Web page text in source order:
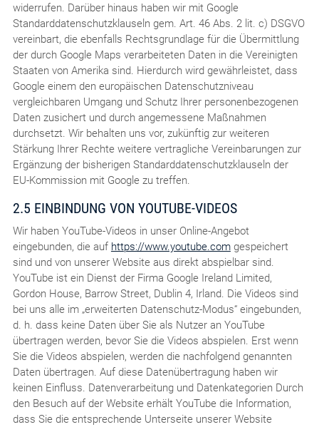
widerrufen. Darüber hinaus haben wir mit Google
Standarddatenschutzklauseln gem. Art. 46 Abs. 2 lit. c) DSGVO
vereinbart, die ebenfalls Rechtsgrundlage für die Übermittlung
der durch Google Maps verarbeiteten Daten in die Vereinigten
Staaten von Amerika sind. Hierdurch wird gewährleistet, dass
Google einem den europäischen Datenschutzniveau
vergleichbaren Umgang und Schutz Ihrer personenbezogenen
Daten zusichert und durch angemessene Maßnahmen
durchsetzt. Wir behalten uns vor, zukünftig zur weiteren
Stärkung Ihrer Rechte weitere vertragliche Vereinbarungen zur
Ergänzung der bisherigen Standarddatenschutzklauseln der
EU-Kommission mit Google zu treffen.
2.5 EINBINDUNG VON YOUTUBE-VIDEOS
Wir haben YouTube-Videos in unser Online-Angebot
eingebunden, die auf https://www.youtube.comgespeichert
sind und von unserer Website aus direkt abspielbar sind.
YouTube ist ein Dienst der Firma Google Ireland Limited,
Gordon House, Barrow Street, Dublin 4, Irland. Die Videos sind
bei uns alle im „erweiterten Datenschutz-Modus“ eingebunden,
d. h. dass keine Daten über Sie als Nutzer an YouTube
übertragen werden, bevor Sie die Videos abspielen. Erst wenn
Sie die Videos abspielen, werden die nachfolgend genannten
Daten übertragen. Auf diese Datenübertragung haben wir
keinen Einfluss. Datenverarbeitung und Datenkategorien Durch
den Besuch auf der Website erhält YouTube die Information,
dass Sie die entsprechende Unterseite unserer Website